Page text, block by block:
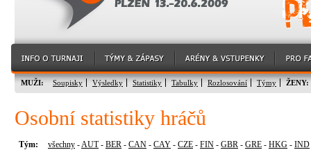
MUŽI: Soupisky Výsledky Statistiky Tabulky Rozlosování Týmy ŽENY:
Osobní statistiky hráčů
Tým: všechny -AUT- BER - CAN - CAY - CZE - FIN - GBR - GRE - HKG - IND